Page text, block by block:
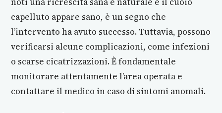
capelluto appare sano, è un segno che
l’intervento ha avuto successo. Tuttavia, possono
verificarsi alcune complicazioni, come infezioni
o scarse cicatrizzazioni. È fondamentale
monitorare attentamente l’area operata e
contattare il medico in caso di sintomi anomali.